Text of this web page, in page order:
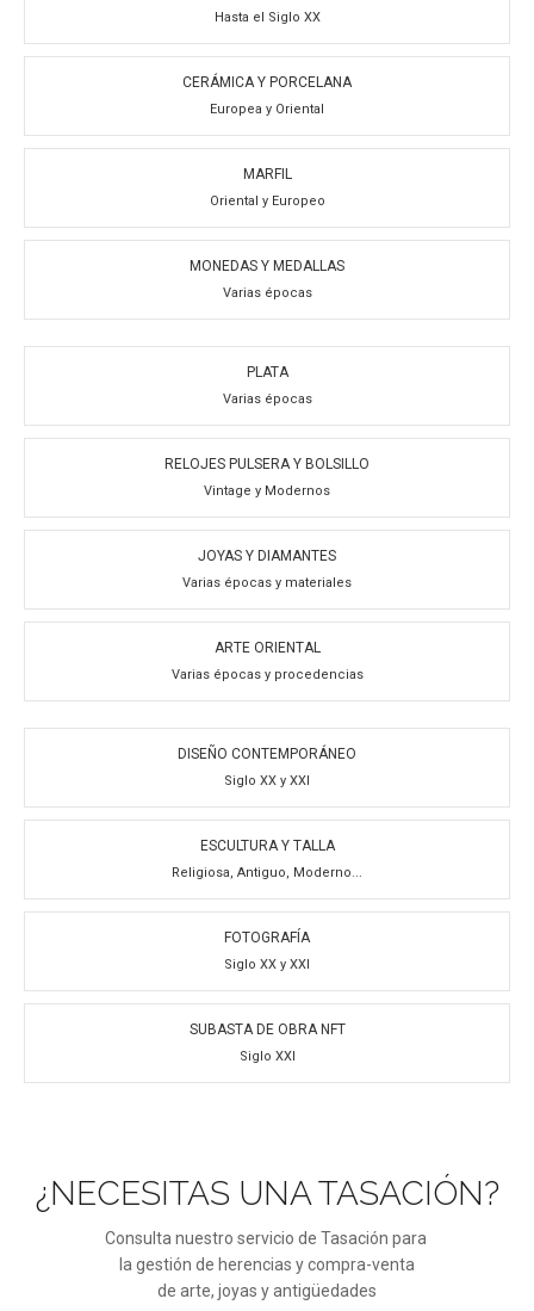
Hasta el Siglo XX
CERÁMICA Y PORCELANA
Europea y Oriental
MARFIL
Oriental y Europeo
MONEDAS Y MEDALLAS
Varias épocas
PLATA
Varias épocas
RELOJES PULSERA Y BOLSILLO
Vintage y Modernos
JOYAS Y DIAMANTES
Varias épocas y materiales
ARTE ORIENTAL
Varias épocas y procedencias
DISEÑO CONTEMPORÁNEO
Siglo XX y XXI
ESCULTURA Y TALLA
Religiosa, Antiguo, Moderno...
FOTOGRAFÍA
Siglo XX y XXI
SUBASTA DE OBRA NFT
Siglo XXI
¿NECESITAS UNA TASACIÓN?
Consulta nuestro servicio de Tasación para
la gestión de herencias y compra-venta
de arte, joyas y antigüedades